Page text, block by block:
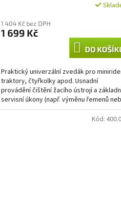
1 404 Kč bez DPH
1 699 Kč
DO
Praktický univerzální zvedák pro
traktory, čtyřkolky apod. Usnadní
provádění čištění žacího ústrojí a
servisní úkony (např. výměnu řemenů
žacích nožů)
Kód: